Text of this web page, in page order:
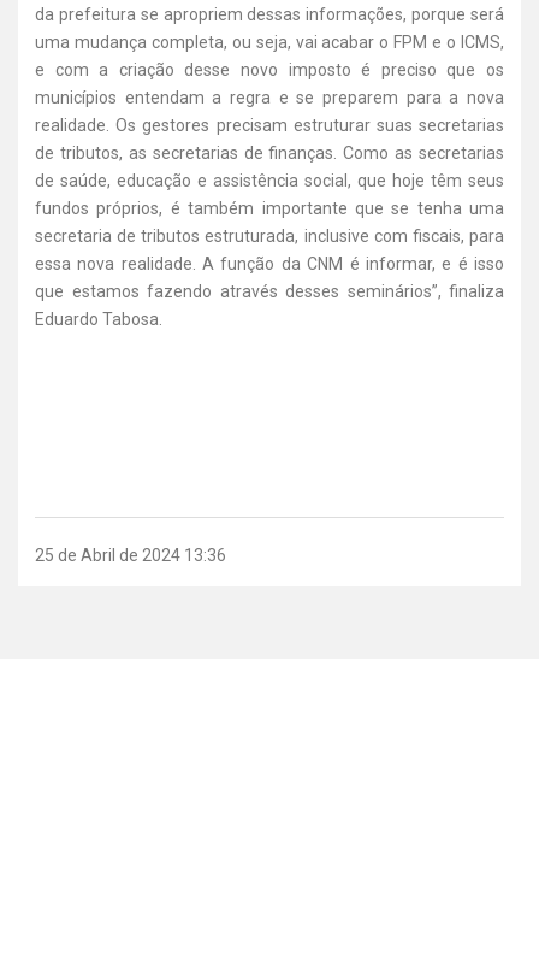
da prefeitura se apropriem dessas informações, porque será
uma mudança completa, ou seja, vai acabar o FPM e o ICMS,
e com a criação desse novo imposto é preciso que os
municípios entendam a regra e se preparem para a nova
realidade. Os gestores precisam estruturar suas secretarias
de tributos, as secretarias de finanças. Como as secretarias
de saúde, educação e assistência social, que hoje têm seus
fundos próprios, é também importante que se tenha uma
secretaria de tributos estruturada, inclusive com fiscais, para
essa nova realidade. A função da CNM é informar, e é isso
que estamos fazendo através desses seminários”, finaliza
Eduardo Tabosa.
25 de Abril de 2024 13:36